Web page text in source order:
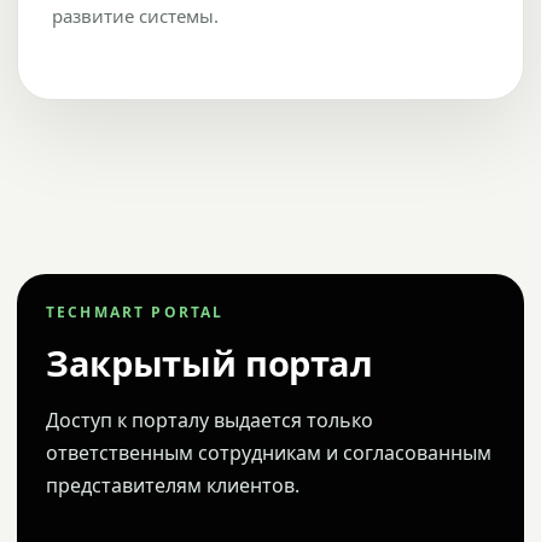
развитие системы.
TECHMART PORTAL
Закрытый портал
Доступ к порталу выдается только
ответственным сотрудникам и согласованным
представителям клиентов.